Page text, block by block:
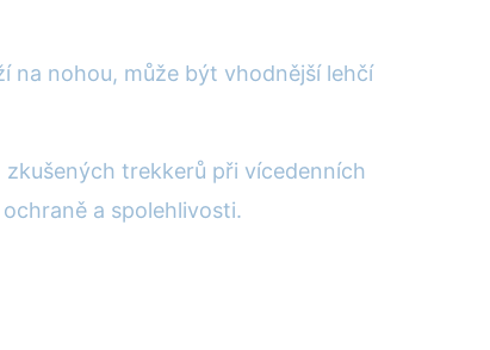
na nohou, může být vhodnější lehčí
trekkerů při vícedenních
a spolehlivosti.